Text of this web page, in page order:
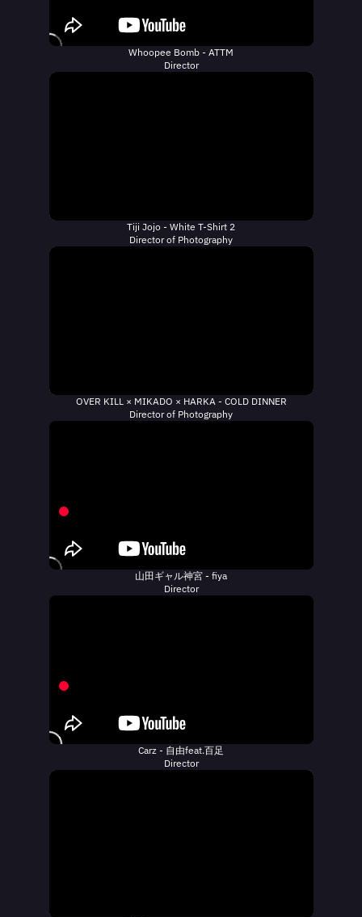
Whoopee Bomb - ATTM
Director
Tiji Jojo - White T-Shirt 2
Director of Photography
OVER KILL × MIKADO × HARKA - COLD DINNER
Director of Photography
山田ギャル神宮 - fiya
Director
Carz - 自由feat.百足
Director